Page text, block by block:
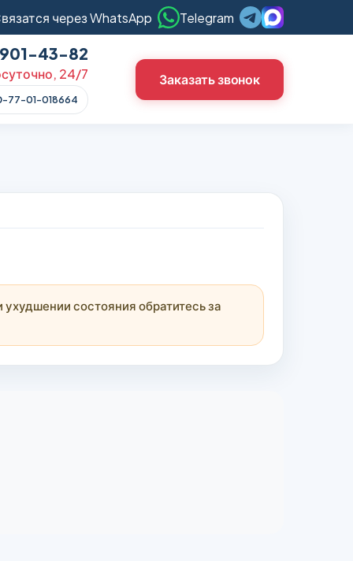
через WhatsApp Telegram
43-82
24/7
77-01-018664
Заказать звонок
состояния обратитесь за